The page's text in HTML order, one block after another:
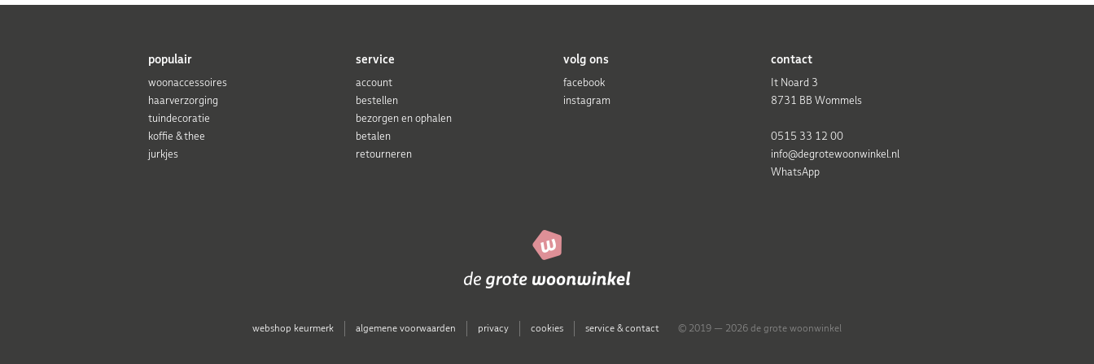
populair
woonaccessoires
haarverzorging
tuindecoratie
koffie & thee
jurkjes
service
account
bestellen
bezorgen en ophalen
betalen
retourneren
volg ons
facebook
instagram
contact
It Noard 3
8731 BB Wommels
0515 33 12 00
info@degrotewoonwinkel.nl
WhatsApp
webshop keurmerk algemene voorwaarden privacy cookies service & contact © 2019 — 2026 de grote woonwinkel